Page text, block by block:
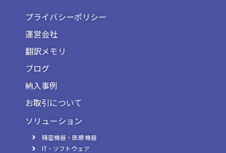
プライバシーポリシー
運営会社
翻訳メモリ
ブログ
納入事例
お取引について
ソリューション
精密機器・医療機器
IT・ソフトウェア